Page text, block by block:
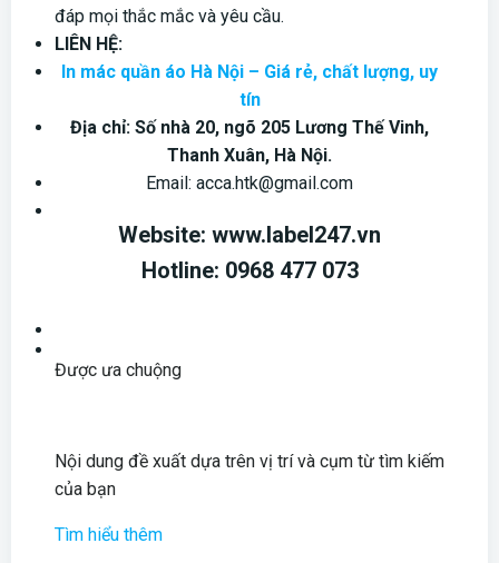
đáp mọi thắc mắc và yêu cầu.
LIÊN HỆ:
In mác quần áo Hà Nội – Giá rẻ, chất lượng, uy
tín
Địa chỉ: Số nhà 20, ngõ 205 Lương Thế Vinh,
Thanh Xuân, Hà Nội.
Email: acca.htk@gmail.com
Website: www.label247.vn
Hotline: 0968 477 073
Được ưa chuộng
Nội dung đề xuất dựa trên vị trí và cụm từ tìm kiếm
của bạn
Tìm hiểu thêm